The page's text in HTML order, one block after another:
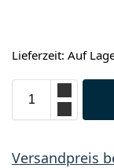
Lieferzeit: Auf
Versandpreis